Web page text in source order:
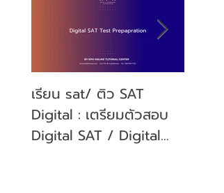
เรียน sat/ ติว SAT
Digital : เตรียมตัวสอบ
Digital SAT / Digital